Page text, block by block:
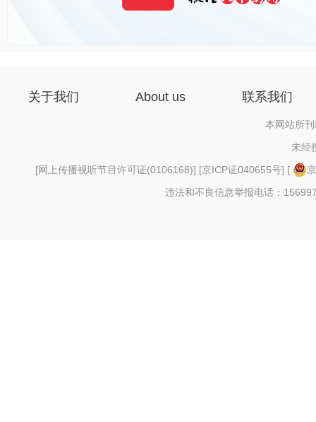
关于我们 About us 联系我们
本网站所
未经
[网上传播视听节目许可证(0106168)] [京ICP证040655号] [
违法和不良信息举报电话：